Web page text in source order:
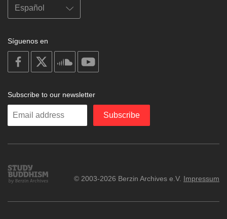
Síguenos en
on
facebook
soundcloud
Subscribe to our newsletter
Enter
Subscribe
Study
Buddhism
© 2003-2026 Berzin Archives e.V. Impressum